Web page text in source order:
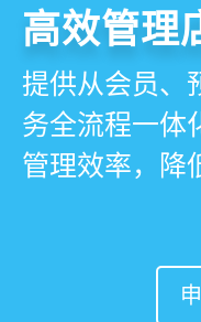
美容美发
店务+拓客
美发门店经营
高效管理
提供从会员、
务全流程一体
管理效率，降
社交裂变
基于拼团、砍
网红社交营销
键套用，快速
小程序商
小程序链接商
通线上线下，
能社交裂变，